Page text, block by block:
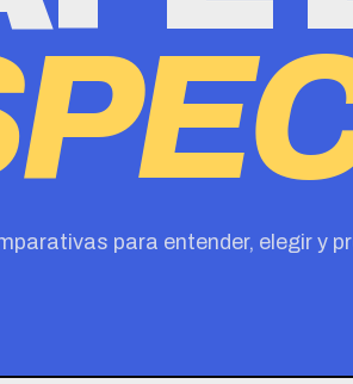
para entender, elegir y